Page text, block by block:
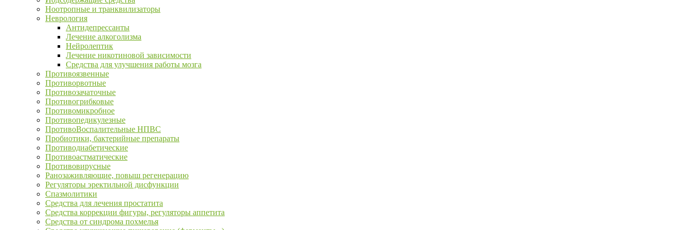
Ноотропные и транквилизаторы
Неврология
Антидепрессанты
Лечение алкоголизма
Нейролептик
Лечение никотиновой зависимости
Средства для улучшения работы мозга
Противоязвенные
Противорвотные
Противозачаточные
Противогрибковые
Противомикробное
Противопедикулезные
ПротивоВоспалительные НПВС
Пробиотики, бактерийные препараты
Противодиабетические
Противоастматические
Противовирусные
Ранозаживляющие, повыш регенерацию
Регуляторы эректильной дисфункции
Спазмолитики
Средства для лечения простатита
Средства коррекции фигуры, регуляторы аппетита
Средства от синдрома похмелья